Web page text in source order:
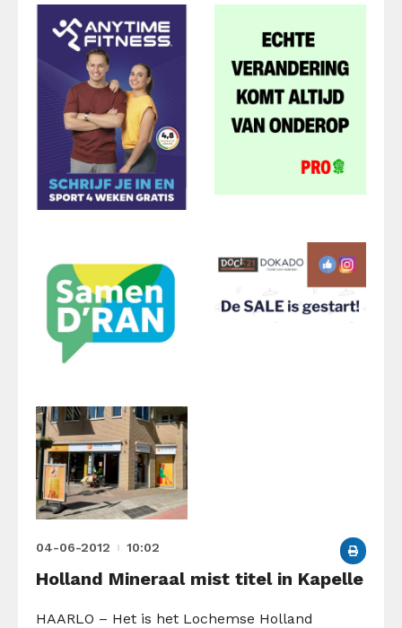
04-06-2012 10:02
Holland Mineraal mist titel in Kapelle
HAARLO – Het is het Lochemse Holland